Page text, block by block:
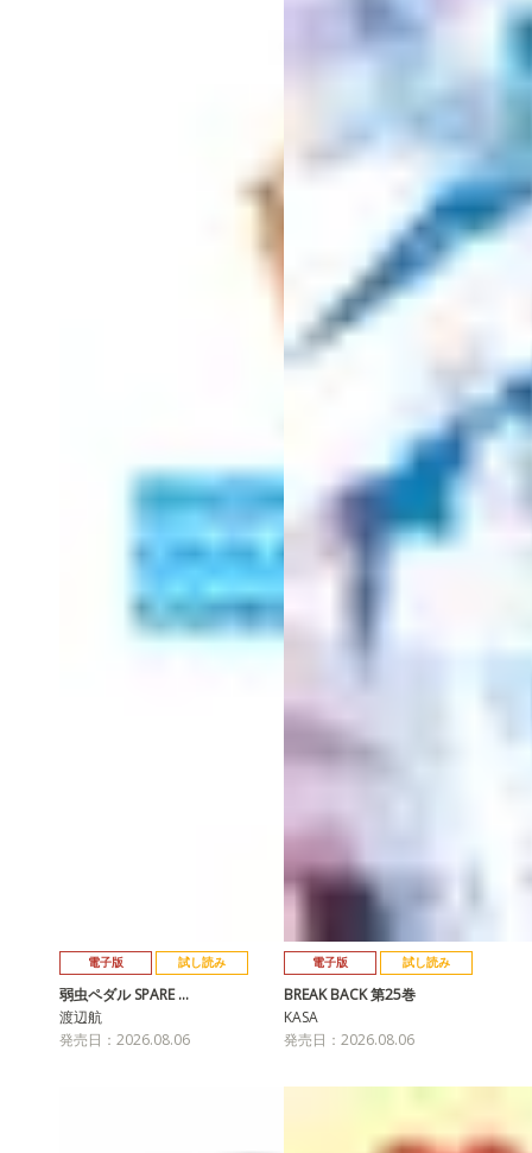
電子版 試し読み
弱虫ペダル SPARE …
渡辺航
発売日：2026.08.06
電子版 試し読み
BREAK BACK 第25巻
KASA
発売日：2026.08.06